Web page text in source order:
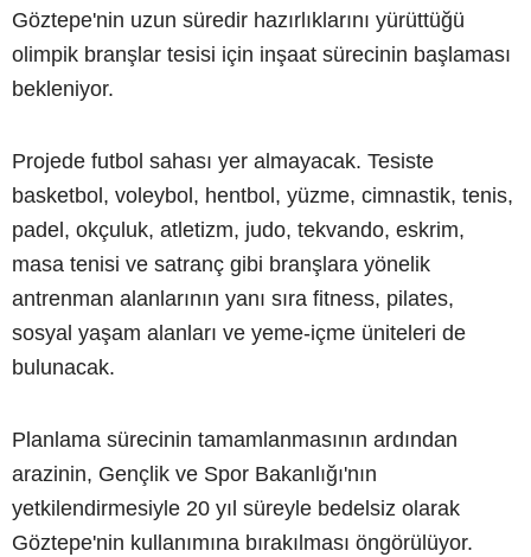
Göztepe'nin uzun süredir hazırlıklarını yürüttüğü
olimpik branşlar tesisi için inşaat sürecinin başlaması
bekleniyor.
Projede futbol sahası yer almayacak. Tesiste
basketbol, voleybol, hentbol, yüzme, cimnastik, tenis,
padel, okçuluk, atletizm, judo, tekvando, eskrim,
masa tenisi ve satranç gibi branşlara yönelik
antrenman alanlarının yanı sıra fitness, pilates,
sosyal yaşam alanları ve yeme-içme üniteleri de
bulunacak.
Planlama sürecinin tamamlanmasının ardından
arazinin, Gençlik ve Spor Bakanlığı'nın
yetkilendirmesiyle 20 yıl süreyle bedelsiz olarak
Göztepe'nin kullanımına bırakılması öngörülüyor.